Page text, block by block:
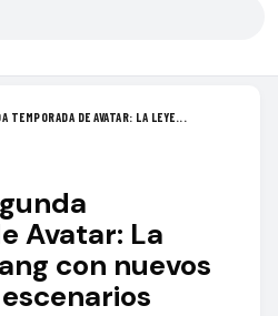
TEMPORADA DE AVATAR: LA LEYE...
Avatar: La
con nuevos